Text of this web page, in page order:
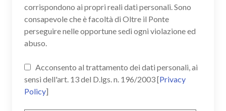
corrispondono ai propri reali dati personali. Sono
consapevole che è facoltà di Oltre il Ponte
perseguire nelle opportune sedi ogni violazione ed
abuso.
Acconsento al trattamento dei dati personali, ai
sensi dell'art. 13 del D.lgs. n. 196/2003 [Privacy
Policy]